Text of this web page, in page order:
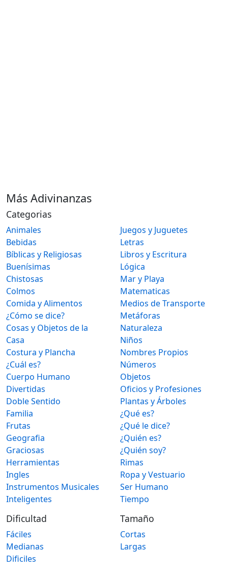
Más Adivinanzas
Categorias
Animales
Bebidas
Bíblicas y Religiosas
Buenísimas
Chistosas
Colmos
Comida y Alimentos
¿Cómo se dice?
Cosas y Objetos de la
Casa
Costura y Plancha
¿Cuál es?
Cuerpo Humano
Divertidas
Doble Sentido
Familia
Frutas
Geografia
Graciosas
Herramientas
Ingles
Instrumentos Musicales
Inteligentes
Juegos y Juguetes
Letras
Libros y Escritura
Lógica
Mar y Playa
Matematicas
Medios de Transporte
Metáforas
Naturaleza
Niños
Nombres Propios
Números
Objetos
Oficios y Profesiones
Plantas y Árboles
¿Qué es?
¿Qué le dice?
¿Quién es?
¿Quién soy?
Rimas
Ropa y Vestuario
Ser Humano
Tiempo
Dificultad
Fáciles
Medianas
Dificiles
Tamaño
Cortas
Largas